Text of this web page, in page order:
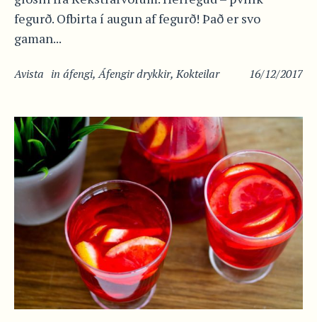
fegurð. Ofbirta í augun af fegurð! Það er svo
gaman...
16/12/2017
Avista in áfengi,Áfengir drykkir,Kokteilar